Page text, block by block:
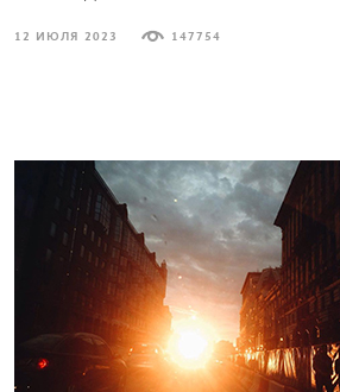
12 ИЮЛЯ 2023 147754